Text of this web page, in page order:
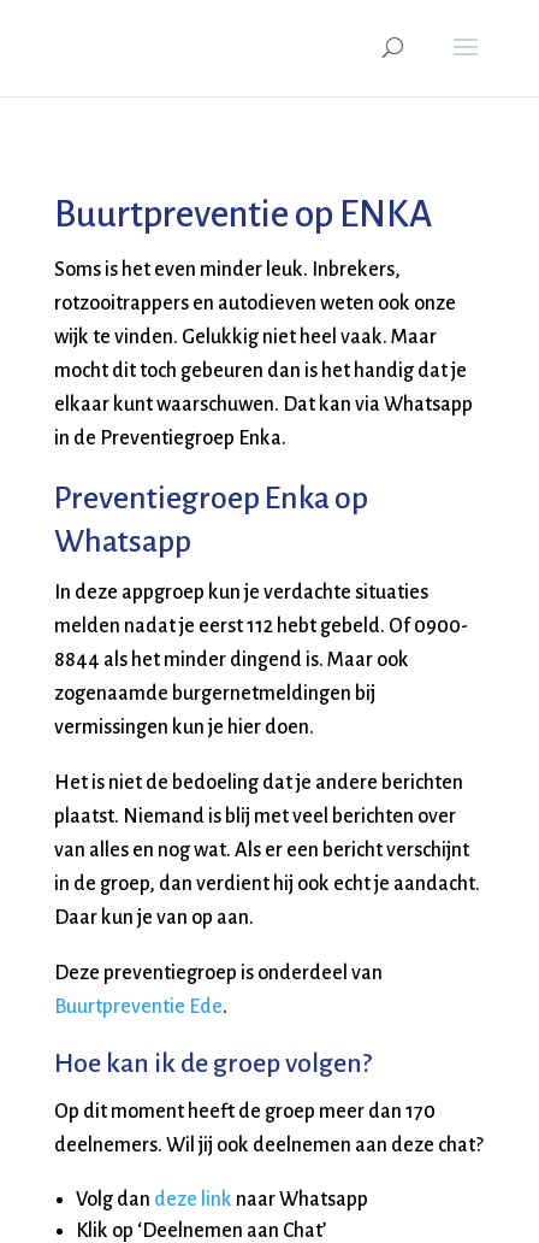
Buurtpreventie op ENKA
Soms is het even minder leuk. Inbrekers,
rotzooitrappers en autodieven weten ook onze
wijk te vinden. Gelukkig niet heel vaak. Maar
mocht dit toch gebeuren dan is het handig dat je
elkaar kunt waarschuwen. Dat kan via Whatsapp
in de Preventiegroep Enka.
Preventiegroep Enka op
Whatsapp
In deze appgroep kun je verdachte situaties
melden nadat je eerst 112 hebt gebeld. Of 0900-
8844 als het minder dingend is. Maar ook
zogenaamde burgernetmeldingen bij
vermissingen kun je hier doen.
Het is niet de bedoeling dat je andere berichten
plaatst. Niemand is blij met veel berichten over
van alles en nog wat. Als er een bericht verschijnt
in de groep, dan verdient hij ook echt je aandacht.
Daar kun je van op aan.
Deze preventiegroep is onderdeel van
Buurtpreventie Ede.
Hoe kan ik de groep volgen?
Op dit moment heeft de groep meer dan 170
deelnemers. Wil jij ook deelnemen aan deze chat?
Volg dan deze link naar Whatsapp
Klik op ‘Deelnemen aan Chat’